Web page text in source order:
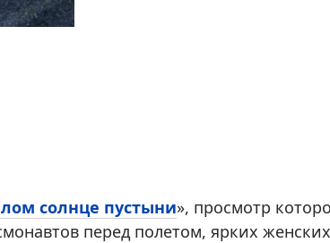
солнце пустыни», просмотр
перед полетом, ярких